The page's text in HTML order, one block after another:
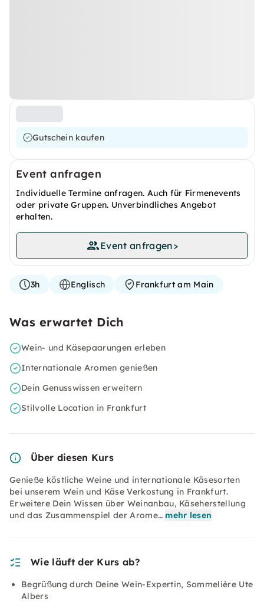
Gutschein kaufen
Event anfragen
Individuelle Termine anfragen. Auch für Firmenevents
oder private Gruppen. Unverbindliches Angebot
erhalten.
Event anfragen>
3h Englisch Frankfurt am Main
Was erwartet Dich
Wein- und Käsepaarungen erleben
Internationale Aromen genießen
Dein Genusswissen erweitern
Stilvolle Location in Frankfurt
Über diesen Kurs
Genieße köstliche Weine und internationale Käsesorten
bei unserem Wein und Käse Verkostung in Frankfurt.
Erweitere Dein Wissen über Weinanbau, Käseherstellung
und das Zusammenspiel der Arome… mehr lesen
Wie läuft der Kurs ab?
Begrüßung durch Deine Wein-Expertin, Sommelière Ute
Albers